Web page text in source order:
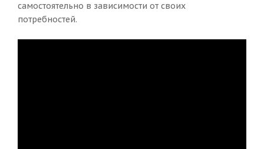
самостоятельно в зависимости от своих
потребностей.